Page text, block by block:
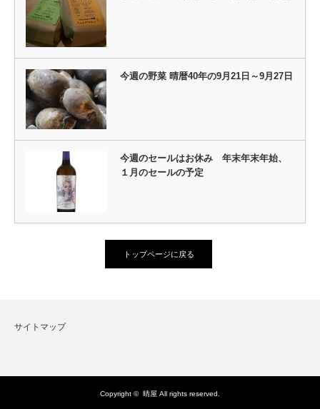
今週の野菜 晴暦40年の9月21日～9月27日
今週のセールはお休み 年末年末年始、
１月のセールの予定
トップページに戻る
サイトマップ
Copyright © 晴屋 All rights reserved.